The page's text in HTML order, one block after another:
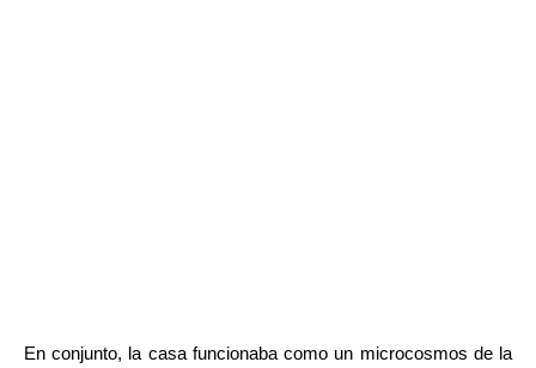
En conjunto, la casa funcionaba como un microcosmos de la